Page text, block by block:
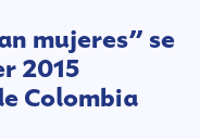
mujeres” se
2015
Colombia